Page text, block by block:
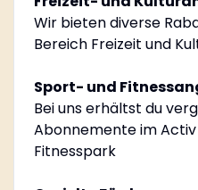
Wir bieten diverse
Bereich Freizeit und
Sport- und
Bei uns erhältst du
Abonnemente im
Fitnesspark